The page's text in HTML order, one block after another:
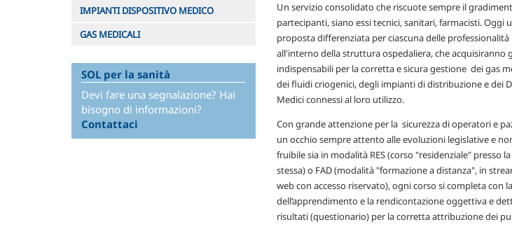
Un servizio consolidato che riscuote sempre il
partecipanti, siano essi tecnici, sanitari, farmacisti. Oggi
proposta differenziata per ciascuna delle professionalità
all'interno della struttura ospedaliera, che acquisiranno
indispensabili per la corretta e sicura gestione dei gas
dei fluidi criogenici, degli impianti di distribuzione e dei
Medici connessi al loro utilizzo.
Con grande attenzione per la sicurezza di operatori e
un occhio sempre attento alle evoluzioni legislative e
fruibile sia in modalità RES (corso "residenziale" presso
stessa) o FAD (modalità "formazione a distanza", in
web con accesso riservato), ogni corso si completa con
dell’apprendimento e la rendicontazione oggettiva e
risultati (questionario) per la corretta attribuzione dei
IMPIANTI DISPOSITIVO MEDICO
GAS MEDICALI
SOL per la sanità
Devi fare una segnalazione? Hai
bisogno di informazioni?
Contattaci